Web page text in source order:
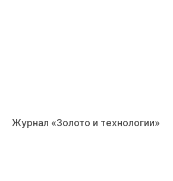
Журнал «Золото и технологии»